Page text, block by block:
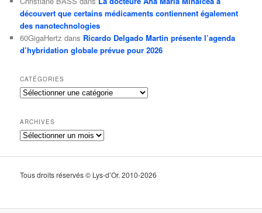
découvert que certains médicaments contiennent également
des nanotechnologies
60GigaHertz dans Ricardo Delgado Martin présente l’agenda
d’hybridation globale prévue pour 2026
CATÉGORIES
Catégories
ARCHIVES
Archives
Tous droits réservés © Lys-d’Or. 2010-2026